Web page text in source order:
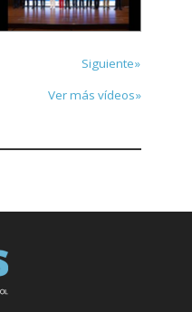
Siguiente»
Ver más vídeos»